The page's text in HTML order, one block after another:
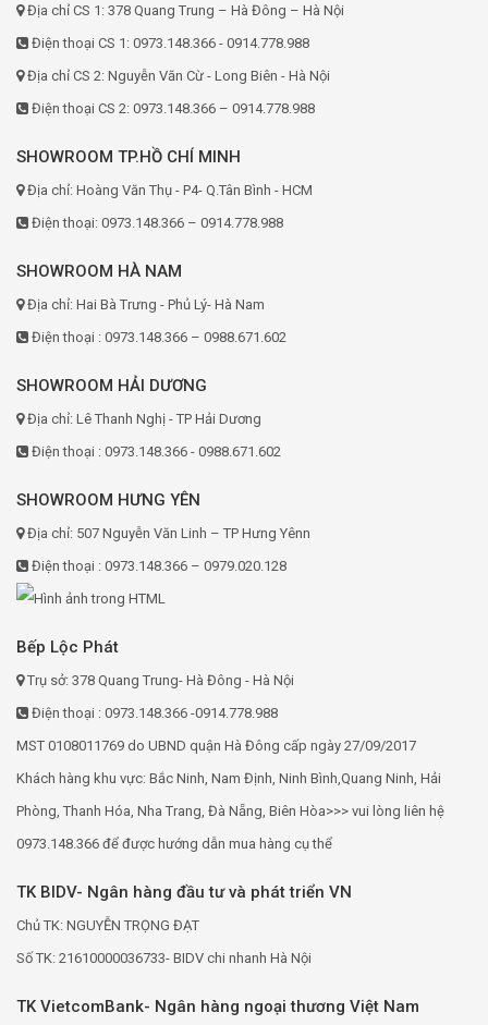
Địa chỉ CS 1: 378 Quang Trung – Hà Đông – Hà Nội
Điện thoại CS 1: 0973.148.366 - 0914.778.988
Địa chỉ CS 2: Nguyễn Văn Cừ - Long Biên - Hà Nội
Điện thoại CS 2: 0973.148.366 – 0914.778.988
SHOWROOM TP.HỒ CHÍ MINH
Địa chỉ: Hoàng Văn Thụ - P4- Q.Tân Bình - HCM
Điện thoại: 0973.148.366 – 0914.778.988
SHOWROOM HÀ NAM
Địa chỉ: Hai Bà Trưng - Phủ Lý- Hà Nam
Điện thoại : 0973.148.366 – 0988.671.602
SHOWROOM HẢI DƯƠNG
Địa chỉ: Lê Thanh Nghị - TP Hải Dương
Điện thoại : 0973.148.366 - 0988.671.602
SHOWROOM HƯNG YÊN
Địa chỉ: 507 Nguyễn Văn Linh – TP Hưng Yênn
Điện thoại : 0973.148.366 – 0979.020.128
Bếp Lộc Phát
Trụ sở: 378 Quang Trung- Hà Đông - Hà Nội
Điện thoại : 0973.148.366 -0914.778.988
MST 0108011769 do UBND quận Hà Đông cấp ngày 27/09/2017
Khách hàng khu vực: Bắc Ninh, Nam Định, Ninh Bình,Quang Ninh, Hải
Phòng, Thanh Hóa, Nha Trang, Đà Nẵng, Biên Hòa>>> vui lòng liên hệ
0973.148.366 để được hướng dẫn mua hàng cụ thể
TK BIDV- Ngân hàng đầu tư và phát triển VN
Chủ TK: NGUYỄN TRỌNG ĐẠT
Số TK: 21610000036733- BIDV chi nhanh Hà Nội
TK VietcomBank- Ngân hàng ngoại thương Việt Nam